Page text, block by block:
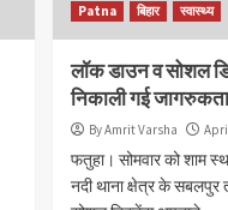
Patna बिहार स्वास्थ्य
लॉक डाउन व सोशल
निकाली गई
By Amrit Varsha
फतुहा। सोमवार को शाम
नदी थाना क्षेत्र के